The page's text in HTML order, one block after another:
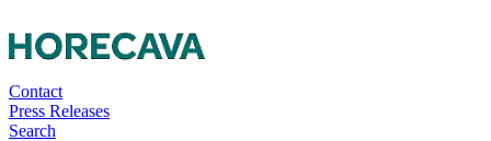
Contact
Press Releases
Search